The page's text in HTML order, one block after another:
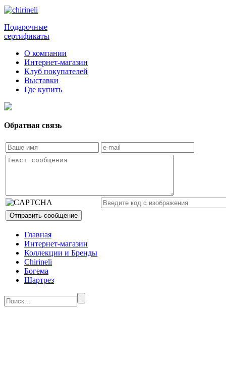
Подарочные
сертификаты
О компании
Интернет-магазин
Клуб покупателей
Выставки
Где купить
Обратная связь
Главная
Интернет-магазин
Коллекции и Бренды
Chirineli
Богема
Шартрез